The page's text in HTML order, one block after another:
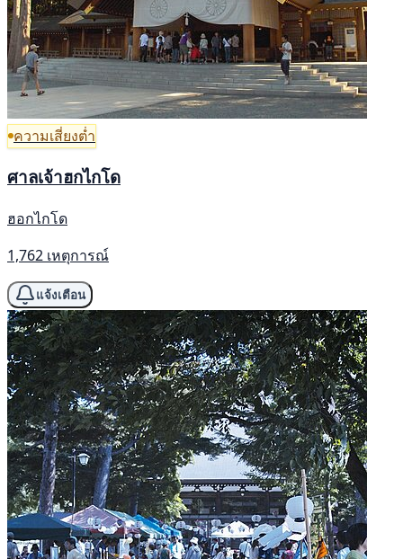
ความเสี่ยงต่ำ
ศาลเจ้าฮกไกโด
ฮอกไกโด
1,762 เหตุการณ์
แจ้งเตือน